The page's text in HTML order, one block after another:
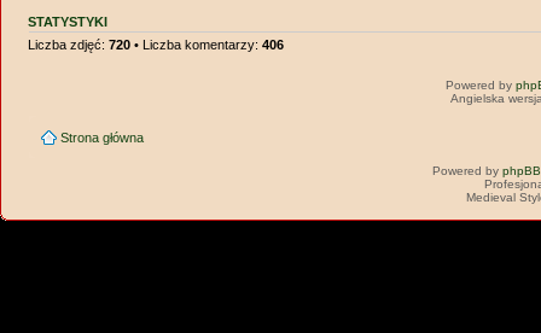
STATYSTYKI
Liczba zdjęć:720 • Liczba komentarzy:406
Powered by
Angielska
Strona główna
Powered by phpBB
Medieval